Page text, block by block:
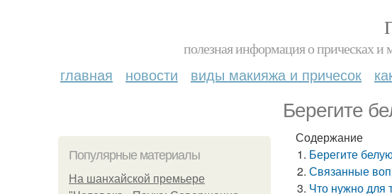
полезная информация о прическах и
главная новости виды макияжа и причесок
Берегите
Популярные материалы
На шанхайской премьере
Содержание
Берегите
Связанные
Что нужно для